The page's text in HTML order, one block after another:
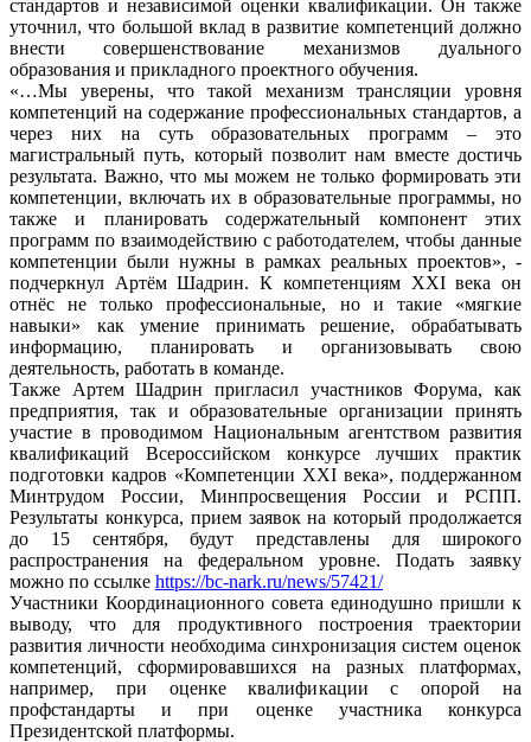
стандартов и независимой оценки квалификации. Он также
уточнил, что большой вклад в развитие компетенций должно
внести совершенствование механизмов дуального
образования и прикладного проектного обучения.
«…Мы уверены, что такой механизм трансляции уровня
компетенций на содержание профессиональных стандартов, а
через них на суть образовательных программ – это
магистральный путь, который позволит нам вместе достичь
результата. Важно, что мы можем не только формировать эти
компетенции, включать их в образовательные программы, но
также и планировать содержательный компонент этих
программ по взаимодействию с работодателем, чтобы данные
компетенции были нужны в рамках реальных проектов», -
подчеркнул Артём Шадрин. К компетенциям XXI века он
отнёс не только профессиональные, но и такие «мягкие
навыки» как умение принимать решение, обрабатывать
информацию, планировать и организовывать свою
деятельность, работать в команде.
Также Артем Шадрин пригласил участников Форума, как
предприятия, так и образовательные организации принять
участие в проводимом Национальным агентством развития
квалификаций Всероссийском конкурсе лучших практик
подготовки кадров «Компетенции XXI века», поддержанном
Минтрудом России, Минпросвещения России и РСПП.
Результаты конкурса, прием заявок на который продолжается
до 15 сентября, будут представлены для широкого
распространения на федеральном уровне. Подать заявку
можно по ссылке https://bc-nark.ru/news/57421/
Участники Координационного совета единодушно пришли к
выводу, что для продуктивного построения траектории
развития личности необходима синхронизация систем оценок
компетенций, сформировавшихся на разных платформах,
например, при оценке квалификации с опорой на
профстандарты и при оценке участника конкурса
Президентской платформы.